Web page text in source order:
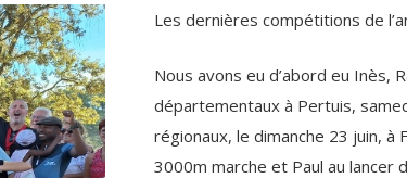
Les dernières compétitions de
Nous avons eu d’abord eu Inès,
départementaux à Pertuis,
régionaux, le dimanche 23 juin, à
3000m marche et Paul au lancer